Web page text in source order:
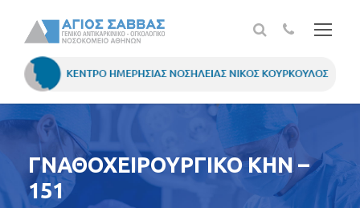
ΓΝΑΘΟΧΕΙΡΟΥΡΓΙΚΟ ΚΗΝ –
151